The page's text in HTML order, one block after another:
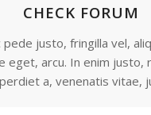
CHECK FORUM
pede justo, fringilla vel,
eget, arcu. In enim justo,
a, venenatis vitae,